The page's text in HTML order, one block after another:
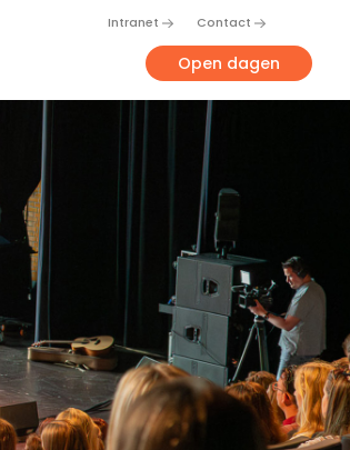
Intranet Contact
Open dagen